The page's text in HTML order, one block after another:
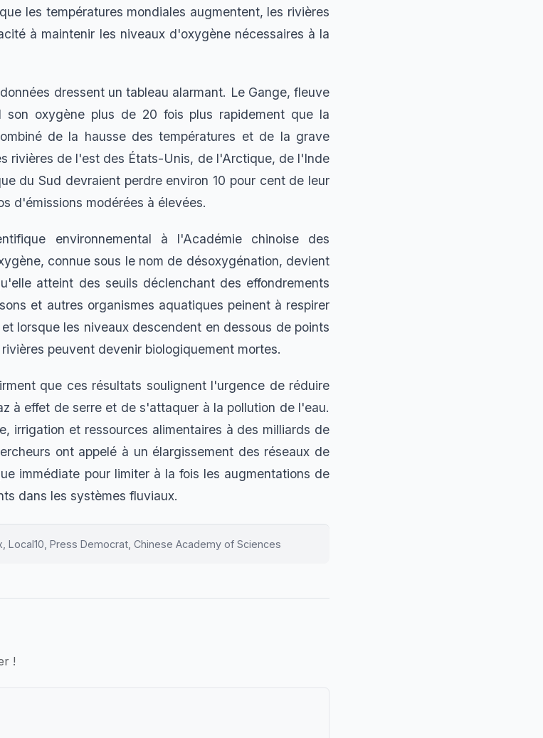
les températures mondiales augmentent, les rivières
à maintenir les niveaux d'oxygène nécessaires à la
dressent un tableau alarmant. Le Gange, fleuve
son oxygène plus de 20 fois plus rapidement que la
de la hausse des températures et de la grave
rivières de l'est des États-Unis, de l'Arctique, de l'Inde
du Sud devraient perdre environ 10 pour cent de leur
d'émissions modérées à élevées.
environnemental à l'Académie chinoise des
connue sous le nom de désoxygénation, devient
atteint des seuils déclenchant des effondrements
et autres organismes aquatiques peinent à respirer
lorsque les niveaux descendent en dessous de points
peuvent devenir biologiquement mortes.
que ces résultats soulignent l'urgence de réduire
à effet de serre et de s'attaquer à la pollution de l'eau.
irrigation et ressources alimentaires à des milliards de
ont appelé à un élargissement des réseaux de
immédiate pour limiter à la fois les augmentations de
dans les systèmes fluviaux.
Local10, Press Democrat, Chinese Academy of Sciences
!